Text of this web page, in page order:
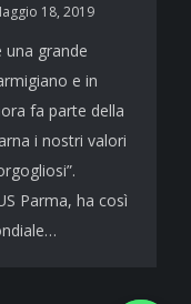
18, 2019
una grande
e in
fa parte della
i nostri valori
Parma, ha così